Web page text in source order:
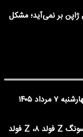
بر نمی‌آید؛ مشکل
فوری | ادارات تهران فردا چهارشنبه ۷ مرداد ۱۴۰۵
معرفی سه مدل جدید سامسونگ Z فولد ۸، Z فولد